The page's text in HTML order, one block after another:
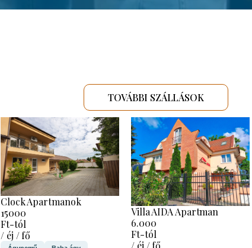
TOVÁBBI SZÁLLÁSOK
Clock Apartmanok
15000
Ft-tól
/ éj / fő
Villa AIDA Apartman
6.000
Ft-tól
/ éj / fő